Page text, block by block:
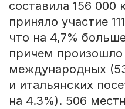
составила 156 000
приняло участие
что на 4,7%
причем произошло
международных
и итальянских
на 4.3%). 506